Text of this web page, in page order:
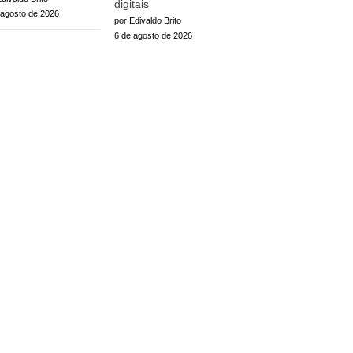
de 2026
digitais
por Edivaldo Brito
6 de agosto de 2026